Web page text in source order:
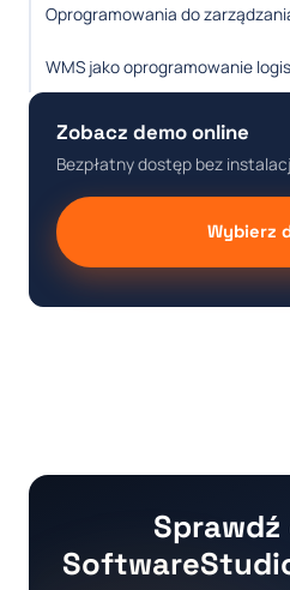
Oprogramowania do
WMS jako oprogramowanie
Zobacz demo online
Bezpłatny dostęp bez
Wybierz